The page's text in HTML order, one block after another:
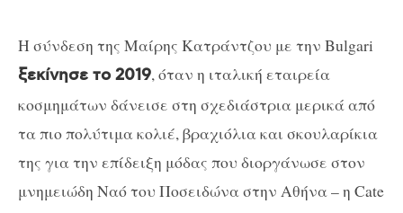
Η σύνδεση της Μαίρης Κατράντζου με την Bulgari
ξεκίνησε το 2019, όταν η ιταλική εταιρεία
κοσμημάτων δάνεισε στη σχεδιάστρια μερικά από
τα πιο πολύτιμα κολιέ, βραχιόλια και σκουλαρίκια
της για την επίδειξη μόδας που διοργάνωσε στον
μνημειώδη Ναό του Ποσειδώνα στην Αθήνα – η Cate